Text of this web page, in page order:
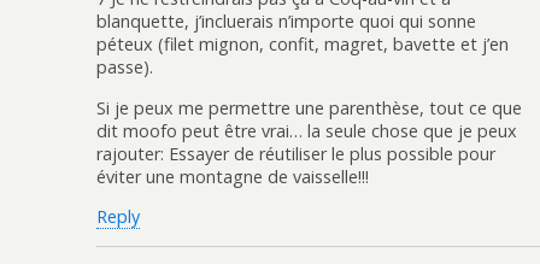
blanquette, j’incluerais n’importe quoi qui sonne
péteux (filet mignon, confit, magret, bavette et j’en
passe).
Si je peux me permettre une parenthèse, tout ce que
dit moofo peut être vrai… la seule chose que je peux
rajouter: Essayer de réutiliser le plus possible pour
éviter une montagne de vaisselle!!!
Reply